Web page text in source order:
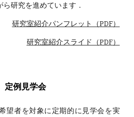
研究を進めています．
研究室紹介パンフレット（PDF）
研究室紹介スライド（PDF）
定例見学会
望者を対象に定期的に見学会を実